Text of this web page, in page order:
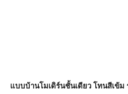
แบบบ้านโมเดิร์นชั้นเดียว โทนสีเข้ม